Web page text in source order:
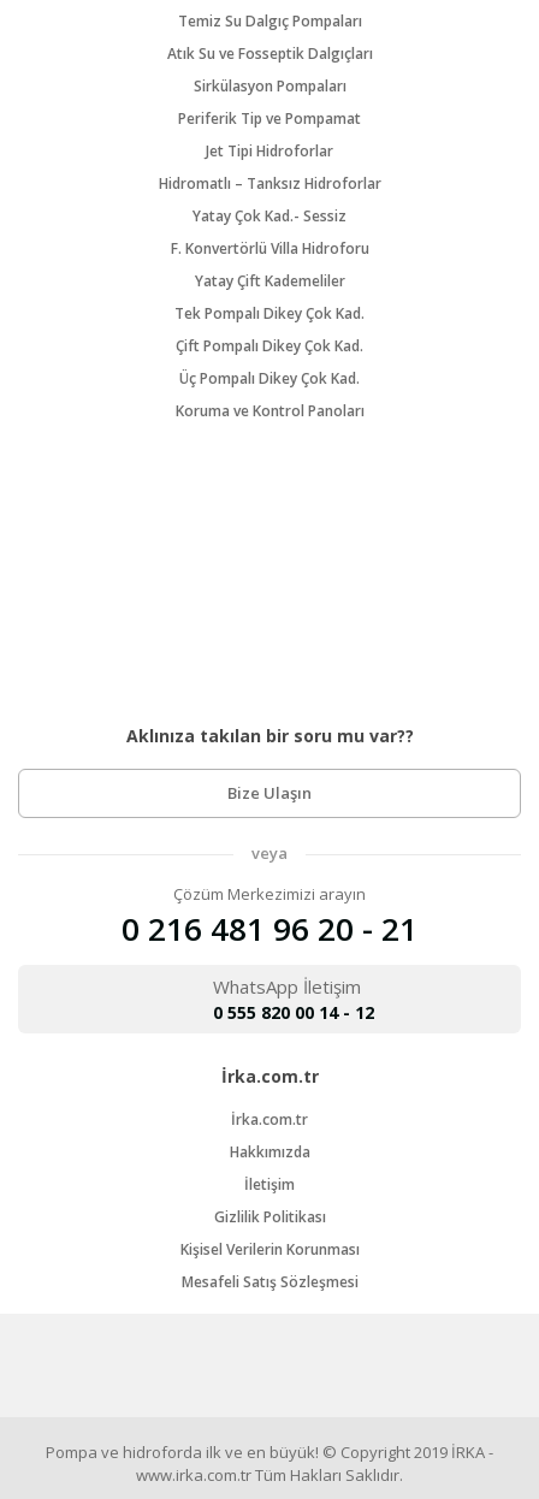
Temiz Su Dalgıç Pompaları
Atık Su ve Fosseptik Dalgıçları
Sirkülasyon Pompaları
Periferik Tip ve Pompamat
Jet Tipi Hidroforlar
Hidromatlı – Tanksız Hidroforlar
Yatay Çok Kad.- Sessiz
F. Konvertörlü Villa Hidroforu
Yatay Çift Kademeliler
Tek Pompalı Dikey Çok Kad.
Çift Pompalı Dikey Çok Kad.
Üç Pompalı Dikey Çok Kad.
Koruma ve Kontrol Panoları
Aklınıza takılan bir soru mu var??
Bize Ulaşın
veya
Çözüm Merkezimizi arayın
0 216 481 96 20 - 21
WhatsApp İletişim
0 555 820 00 14 - 12
İrka.com.tr
İrka.com.tr
Hakkımızda
İletişim
Gizlilik Politikası
Kişisel Verilerin Korunması
Mesafeli Satış Sözleşmesi
Pompa ve hidroforda ilk ve en büyük! © Copyright 2019 İRKA -
www.irka.com.tr Tüm Hakları Saklıdır.